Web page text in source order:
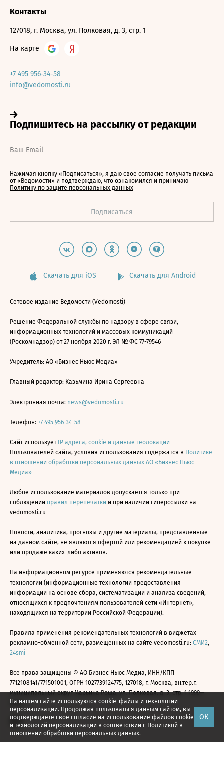
На нашем сайте используются cookie-файлы и технологии
персонализации. Продолжая пользоваться данным сайтом, вы
подтверждаете свое согласие на использование файлов cookie
и технологий персонализации в соответствии с Политикой в
отношении обработки персональных данных.
ОК
Контакты
127018, г. Москва, ул. Полковая, д. 3, стр. 1
На карте
+7 495 956-34-58
info@vedomosti.ru
Нажимая кнопку «Подписаться», я даю свое согласие получать письма
от «Ведомости» и подтверждаю, что ознакомился и принимаю
Политику по защите персональных данных
Скачать для iOS Скачать для Android
Сетевое издание Ведомости (Vedomosti)
Решение Федеральной службы по надзору в сфере связи,
информационных технологий и массовых коммуникаций
(Роскомнадзор) от 27 ноября 2020 г. ЭЛ № ФС 77-79546
Учредитель: АО «Бизнес Ньюс Медиа»
Главный редактор: Казьмина Ирина Сергеевна
Электронная почта: news@vedomosti.ru
Телефон: +7 495 956-34-58
Сайт использует IP адреса, cookie и данные геолокации
Пользователей сайта, условия использования содержатся в Политике
в отношении обработки персональных данных АО «Бизнес Ньюс
Медиа»
Любое использование материалов допускается только при
соблюдении правил перепечатки и при наличии гиперссылки на
vedomosti.ru
Новости, аналитика, прогнозы и другие материалы, представленные
на данном сайте, не являются офертой или рекомендацией к покупке
или продаже каких-либо активов.
На информационном ресурсе применяются рекомендательные
технологии (информационные технологии предоставления
информации на основе сбора, систематизации и анализа сведений,
относящихся к предпочтениям пользователей сети «Интернет»,
находящихся на территории Российской Федерации).
Правила применения рекомендательных технологий в виджетах
рекламно-обменной сети, размещенных на сайте vedomosti.ru: СМИ2,
24smi
Все права защищены © АО Бизнес Ньюс Медиа, ИНН/КПП
7712108141/771501001, ОГРН 1027739124775, 127018, г. Москва, вн.тер.г.
муниципальный округ Марьина Роща, ул. Полковая, д. 3, стр. 1 1999—
2026